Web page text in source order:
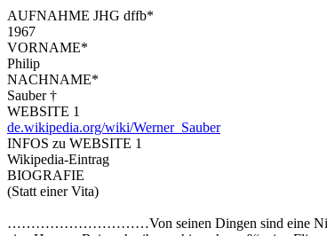
AUFNAHME JHG dffb*
1967
VORNAME*
Philip
NACHNAME*
Sauber †
WEBSITE 1
de.wikipedia.org/wiki/Werner_Sauber
INFOS zu WEBSITE 1
Wikipedia-Eintrag
BIOGRAFIE
(Statt einer Vita)
…………………………Von seinen Dingen sind eine Nikon-